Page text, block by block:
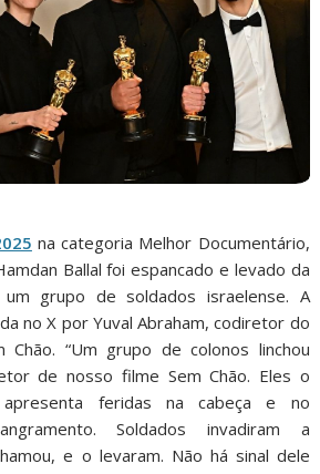
na categoria Melhor Documentário,
Ballal foi espancado e levado da
grupo de soldados israelense. A
no X por Yuval Abraham, codiretor do
Chão. “Um grupo de colonos linchou
de nosso filme Sem Chão. Eles o
feridas na cabeça e no
Soldados invadiram a
e o levaram. Não há sinal dele